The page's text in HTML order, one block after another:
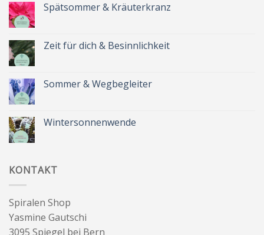
Spätsommer & Kräuterkranz
Spätsommer
&
Zeit für dich & Besinnlichkeit
Zeit
für
Sommer & Wegbegleiter
Sommer
&
Wintersonnenwende
KONTAKT
Spiralen Shop
Yasmine Gautschi
3095 Spiegel bei Bern